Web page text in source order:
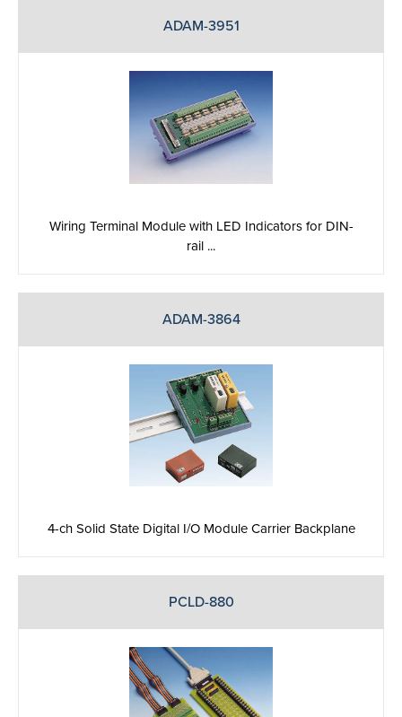
ADAM-3951
Wiring Terminal Module with LED Indicators for DIN-
rail ...
ADAM-3864
4-ch Solid State Digital I/O Module Carrier Backplane
PCLD-880